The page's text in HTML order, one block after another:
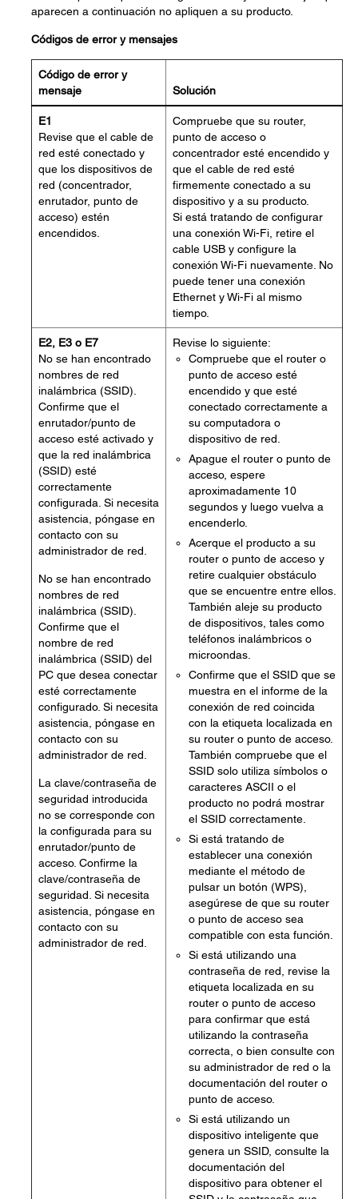
aparecen a continuación no apliquen a su producto.
Códigos de error y mensajes
Código de error y
mensaje
Solución
E1
Revise que el cable de
red esté conectado y
que los dispositivos de
red (concentrador,
enrutador, punto de
acceso) estén
encendidos.
Compruebe que su router,
punto de acceso o
concentrador esté encendido y
que el cable de red esté
firmemente conectado a su
dispositivo y a su producto.
Si está tratando de configurar
una conexión Wi-Fi, retire el
cable USB y configure la
conexión Wi-Fi nuevamente. No
puede tener una conexión
Ethernet y Wi-Fi al mismo
tiempo.
E2, E3 o E7
No se han encontrado
nombres de red
inalámbrica (SSID).
Confirme que el
enrutador/punto de
acceso esté activado y
que la red inalámbrica
(SSID) esté
correctamente
configurada. Si necesita
asistencia, póngase en
contacto con su
administrador de red.
No se han encontrado
nombres de red
inalámbrica (SSID).
Confirme que el
nombre de red
inalámbrica (SSID) del
PC que desea conectar
esté correctamente
configurado. Si necesita
asistencia, póngase en
contacto con su
administrador de red.
La clave/contraseña de
seguridad introducida
no se corresponde con
la configurada para su
enrutador/punto de
acceso. Confirme la
clave/contraseña de
seguridad. Si necesita
asistencia, póngase en
contacto con su
administrador de red.
Revise lo siguiente:
Compruebe que el router o
punto de acceso esté
encendido y que esté
conectado correctamente a
su computadora o
dispositivo de red.
Apague el router o punto de
acceso, espere
aproximadamente 10
segundos y luego vuelva a
encenderlo.
Acerque el producto a su
router o punto de acceso y
retire cualquier obstáculo
que se encuentre entre ellos.
También aleje su producto
de dispositivos, tales como
teléfonos inalámbricos o
microondas.
Confirme que el SSID que se
muestra en el informe de la
conexión de red coincida
con la etiqueta localizada en
su router o punto de acceso.
También compruebe que el
SSID solo utiliza símbolos o
caracteres ASCII o el
producto no podrá mostrar
el SSID correctamente.
Si está tratando de
establecer una conexión
mediante el método de
pulsar un botón (WPS),
asegúrese de que su router
o punto de acceso sea
compatible con esta función.
Si está utilizando una
contraseña de red, revise la
etiqueta localizada en su
router o punto de acceso
para confirmar que está
utilizando la contraseña
correcta, o bien consulte con
su administrador de red o la
documentación del router o
punto de acceso.
Si está utilizando un
dispositivo inteligente que
genera un SSID, consulte la
documentación del
dispositivo para obtener el